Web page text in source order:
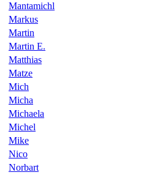
Mantamichl
Markus
Martin
Martin E.
Matthias
Matze
Mich
Micha
Michaela
Michel
Mike
Nico
Norbart